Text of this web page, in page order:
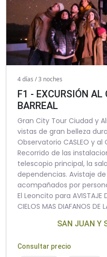
4 días / 3 noches
F1 - EXCURSIÓN AL
BARREAL
Gran City Tour Ciudad y
vistas de gran belleza
Observatorio CASLEO y al
Recorrido de las
telescopio principal, la
dependencias. Avistaje
acompañados por
El Leoncito para AVISTAJE
CIELOS MAS DIAFANOS DE
SAN JUAN Y
Consultar precio